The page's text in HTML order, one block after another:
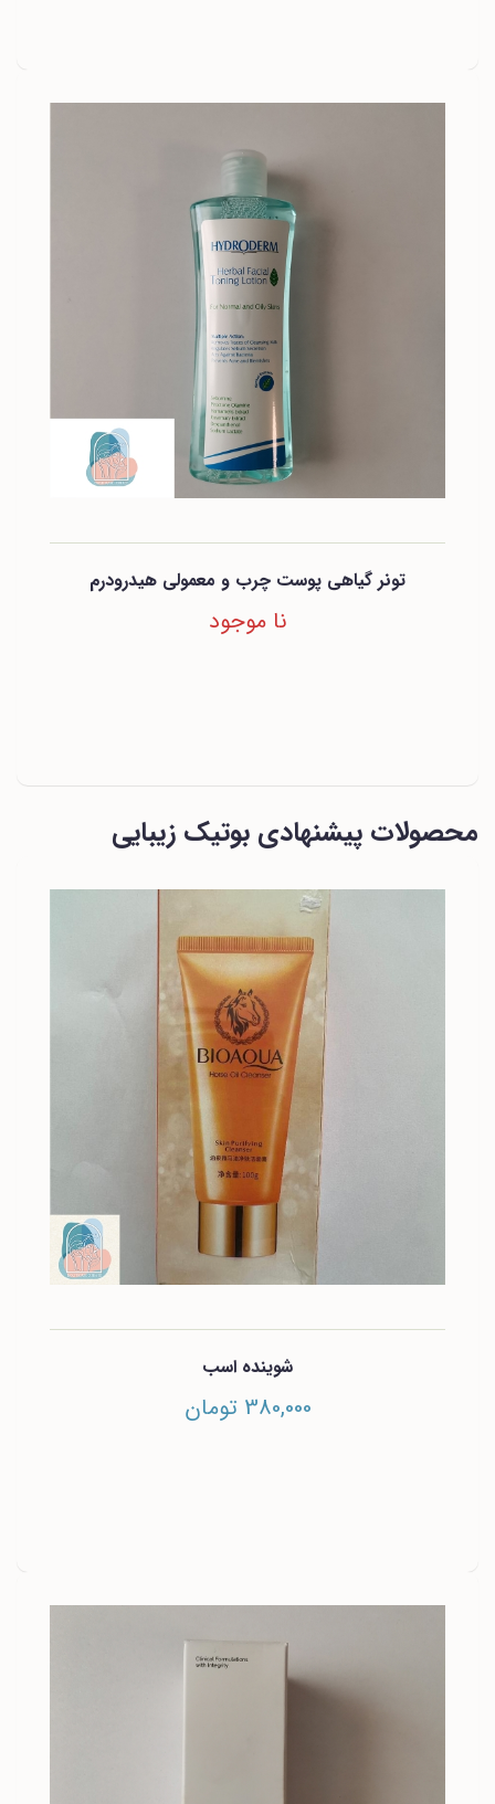
تونر گیاهی پوست چرب و معمولی هیدرودرم
نا موجود
محصولات پیشنهادی بوتیک زیبایی
شوینده اسب
380,000 تومان